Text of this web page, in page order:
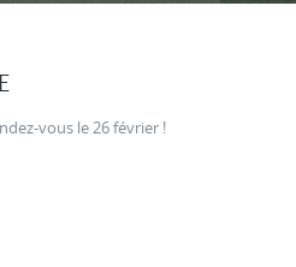
vous le 26 février !